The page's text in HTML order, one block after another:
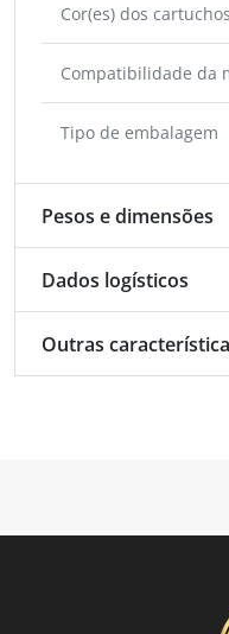
Cor(es) dos
Compatibilidade da
Tipo de embalagem
Pesos e dimensões
Dados logísticos
Outras